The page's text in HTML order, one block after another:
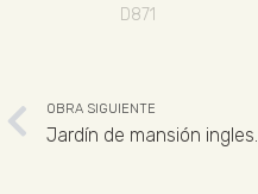
D871
OBRA SIGUIENTE
Jardín